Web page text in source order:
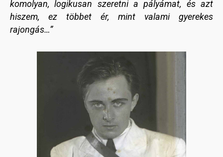
komolyan, logikusan szeretni a pályámat, és azt
hiszem, ez többet ér, mint valami gyerekes
rajongás…”